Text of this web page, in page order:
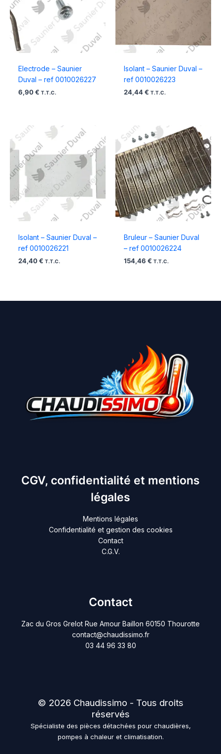
Electrode – Saunier
Duval – ref 0010026227
6,90 € T.T.C.
Isolant – Saunier Duval –
ref 0010026223
24,44 € T.T.C.
Isolant – Saunier Duval –
ref 0010026221
24,40 € T.T.C.
Bruleur – Saunier Duval
– ref 0010026224
154,46 € T.T.C.
CGV, confidentialité et mentions
légales
Mentions légales
Confidentialité et gestion des cookies
Contact
C.G.V.
Contact
Zac du Gros Grelot Rue Amour Baillon 60150 Thourotte
contact@chaudissimo.fr
03 44 96 33 80
© 2026 Chaudissimo - Tous droits
réservés
Spécialiste des pièces détachées pour chaudières,
pompes à chaleur et climatisation.